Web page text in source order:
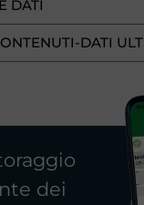
DATI
DATI
dei